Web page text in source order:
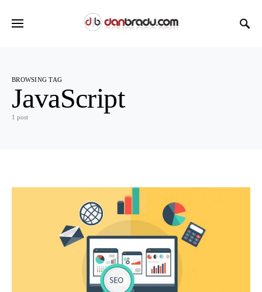
BROWSING TAG
JavaScript
1 post